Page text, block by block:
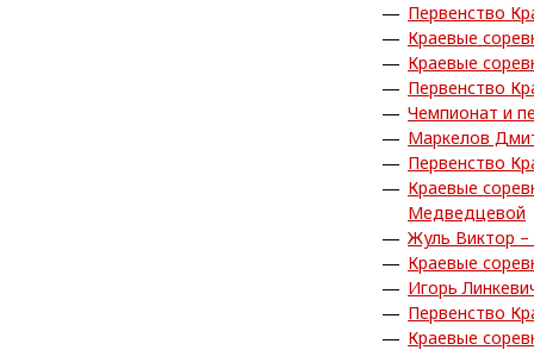
Первенство
Краевые
Краевые
Первенство
Чемпионат и
Маркелов
Первенство
Краевые
Медведцевой
Жуль Виктор –
Краевые
Игорь
Первенство
Краевые